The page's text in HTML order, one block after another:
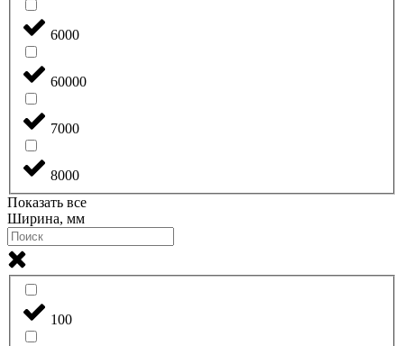
6000
60000
7000
8000
Показать все
Ширина, мм
100